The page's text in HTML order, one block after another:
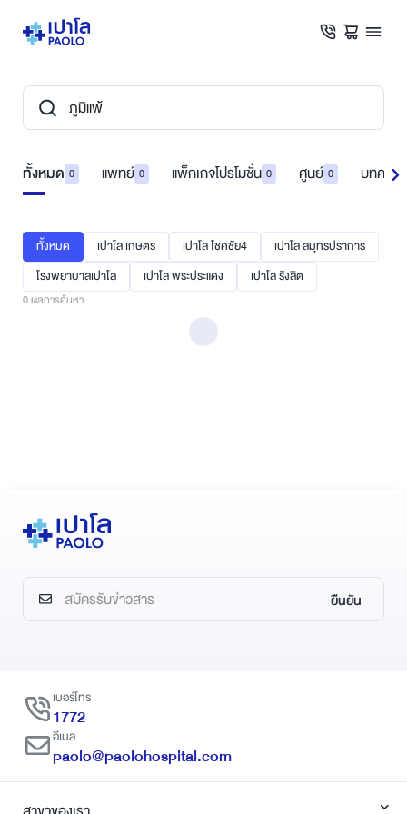
ทั้งหมด 0 แพทย์ 0 แพ็กเกจโปรโมชั่น 0 ศูนย์ 0 บทควา
ทั้งหมด เปาโล เกษตร เปาโล โชคชัย4
เปาโล สมุทรปราการ
โรงพยาบาลเปาโล
เปาโล พระประแดง เปาโล รังสิต
0ผลการค้นหา
ยืนยัน
เบอร์โทร
1772
อีเมล
paolo@paolohospital.com